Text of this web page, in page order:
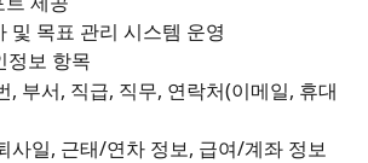
및 목표 관리 시스템 운영
정보 항목
, 부서, 직급, 직무, 연락처(이메일, 휴대
사일, 근태/연차 정보, 급여/계좌 정보